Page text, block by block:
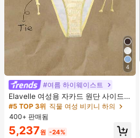
4
#여름 하이웨이스트
Elavelle 여성용 자카드 원단 사이드
타이 비키니 하의, 봄/여름
#5 TOP 3위 직물 여성 비키니 하의
400+ 판매됨
5,237원 -24%